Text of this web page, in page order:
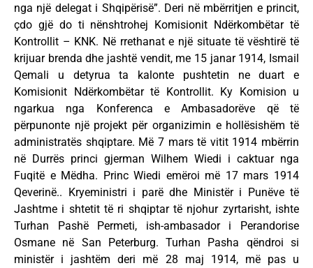
nga një delegat i Shqipërisë”. Deri në mbërritjen e princit,
çdo gjë do ti nënshtrohej Komisionit Ndërkombëtar të
Kontrollit – KNK. Në rrethanat e një situate të vështirë të
krijuar brenda dhe jashtë vendit, me 15 janar 1914, Ismail
Qemali u detyrua ta kalonte pushtetin ne duart e
Komisionit Ndërkombëtar të Kontrollit. Ky Komision u
ngarkua nga Konferenca e Ambasadorëve që të
përpunonte një projekt për organizimin e hollësishëm të
administratës shqiptare. Më 7 mars të vitit 1914 mbërrin
në Durrës princi gjerman Wilhem Wiedi i caktuar nga
Fuqitë e Mëdha. Princ Wiedi emëroi më 17 mars 1914
Qeverinë.. Kryeministri i parë dhe Ministër i Punëve të
Jashtme i shtetit të ri shqiptar të njohur zyrtarisht, ishte
Turhan Pashë Permeti, ish-ambasador i Perandorise
Osmane në San Peterburg. Turhan Pasha qëndroi si
ministër i jashtëm deri më 28 maj 1914, më pas u